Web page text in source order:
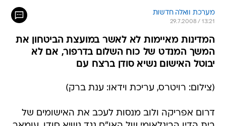
מערכת וואלה חדשות
29.7.2008 / 13:21
המדינות מאיימות לא לאשר במועצת הביטחון את
המשך המנדט של כוח השלום בדרפור, אם לא
יבוטל האישום נשיא סודן ברצח עם
(צילום: רויטרס, עריכת וידאו: ענת ברק)
דרום אפריקה ולוב מנסות לעכב את האישומים של